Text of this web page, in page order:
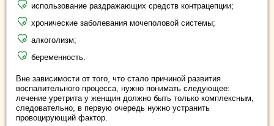
использование раздражающих средств контрацепции;
хронические заболевания мочеполовой системы;
алкоголизм;
беременность.
Вне зависимости от того, что стало причиной развития
воспалительного процесса, нужно понимать следующее:
лечение уретрита у женщин должно быть только комплексным,
следовательно, в первую очередь нужно устранить
провоцирующий фактор.